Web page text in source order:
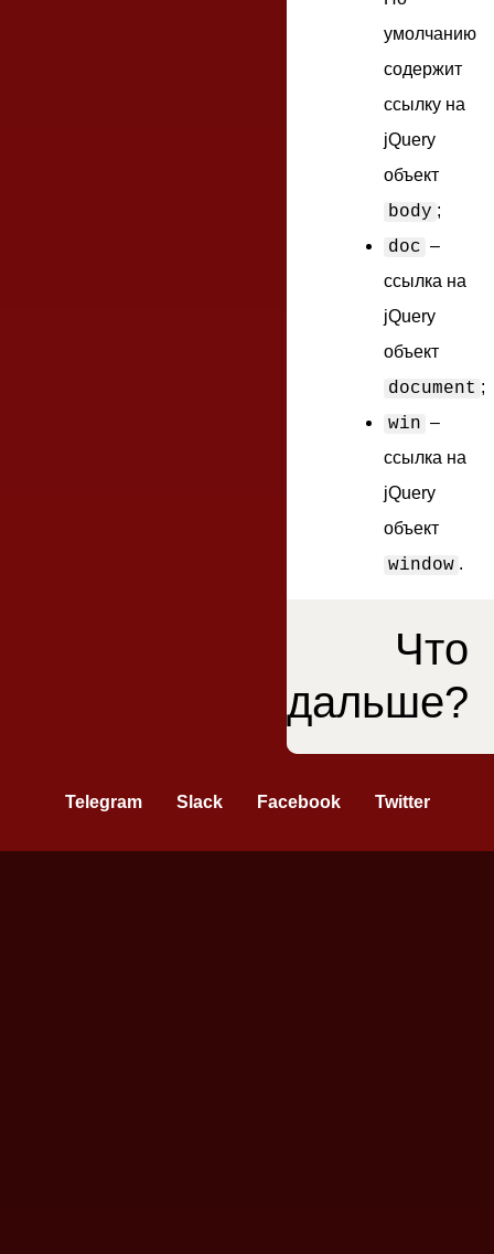
умолчанию
содержит
ссылку на
jQuery
объект
body ;
doc –
ссылка на
jQuery
объект
document ;
win –
ссылка на
jQuery
объект
window .
Что
дальше?
Telegram Slack Facebook Twitter